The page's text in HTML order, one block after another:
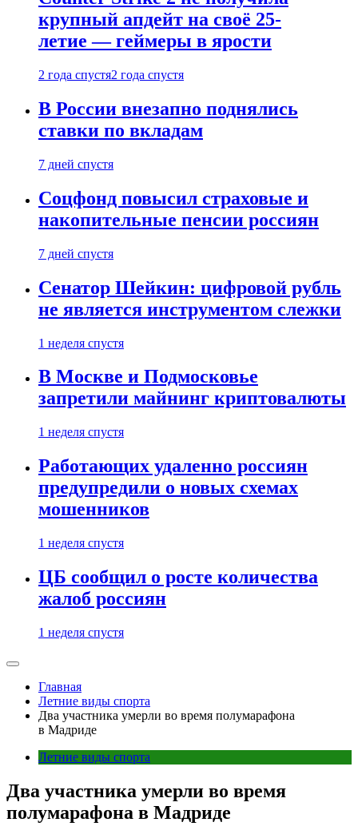
крупный апдейт на своё 25-
летие — геймеры в ярости
2 года спустя2 года спустя
В России внезапно поднялись
ставки по вкладам
7 дней спустя
Соцфонд повысил страховые и
накопительные пенсии россиян
7 дней спустя
Сенатор Шейкин: цифровой рубль
не является инструментом слежки
1 неделя спустя
В Москве и Подмосковье
запретили майнинг криптовалюты
1 неделя спустя
Работающих удаленно россиян
предупредили о новых схемах
мошенников
1 неделя спустя
ЦБ сообщил о росте количества
жалоб россиян
1 неделя спустя
Главная
Летние виды спорта
Два участника умерли во время полумарафона
в Мадриде
Летние виды спорта
Два участника умерли во время
полумарафона в Мадриде